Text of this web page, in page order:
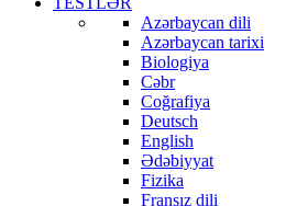
Azərbaycan dili
Azərbaycan tarixi
Biologiya
Cəbr
Coğrafiya
Deutsch
English
Ədəbiyyat
Fizika
Fransız dili